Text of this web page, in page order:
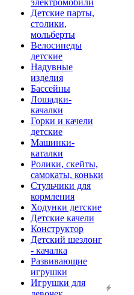
электромобили
Детские парты,
столики,
мольберты
Велосипеды
детские
Надувные
изделия
Бассейны
Лошадки-
качалки
Горки и качели
детские
Машинки-
каталки
Ролики, скейты,
самокаты, коньки
Стульчики для
кормления
Ходунки детские
Детские качели
Конструктор
Детский шезлонг
- качалка
Развивающие
игрушки
Игрушки для